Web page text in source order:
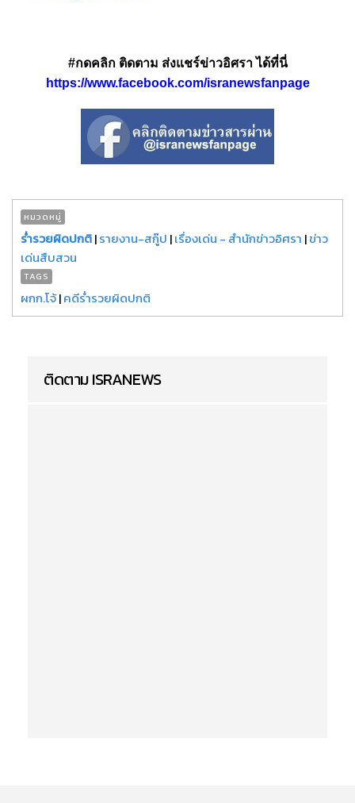
#กดคลิก ติดตาม ส่งแชร์ข่าวอิศรา ได้ที่นี่
https://www.facebook.com/isranewsfanpage
หมวดหมู่
ร่ำรวยผิดปกติ|รายงาน-สกู๊ป |เรื่องเด่น - สำนักข่าวอิศรา |ข่าว
เด่นสืบสวน
TAGS
ผกก.โจ้|คดีร่ำรวยผิดปกติ
ติดตาม ISRANEWS